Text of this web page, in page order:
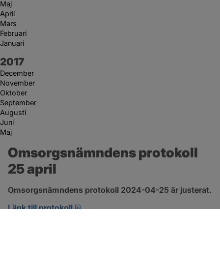
Maj
April
Mars
Februari
Januari
År:
2017
December
November
Oktober
September
Augusti
Juni
Maj
Omsorgsnämndens protokoll
25 april
Omsorgsnämndens protokoll 2024-04-25 är justerat.
Länk till protokoll
pdf, 222.9 kB, öppnas i nytt fönster.